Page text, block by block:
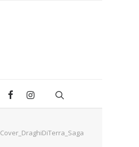
Cover_DraghiDiTerra_Saga